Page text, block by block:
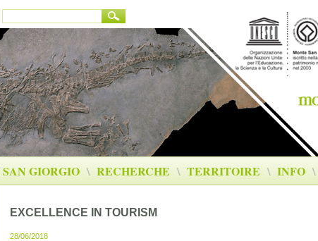
GIORGIO \ RECHERCHE \ TERRITOIRE \ INFO \
EXCELLENCE IN TOURISM
28/06/2018